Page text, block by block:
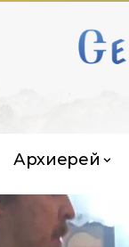
Архиерей